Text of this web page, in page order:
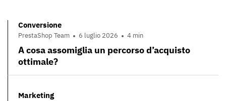
Conversione
PrestaShop Team 6 luglio 2026 4 min
A cosa assomiglia un percorso d’acquisto
ottimale?
Marketing